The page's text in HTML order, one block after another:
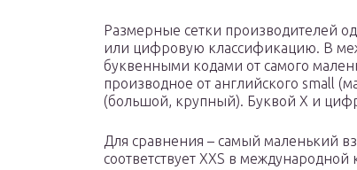
Размерные сетки производителей
или цифровую классификацию. В
буквенными кодами от самого
производное от английского small
(большой, крупный). Буквой X и
Для сравнения – самый маленький
соответствует XXS в